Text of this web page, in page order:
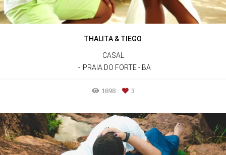
THALITA & TIEGO
CASAL
PRAIA DO FORTE - BA
1898 3